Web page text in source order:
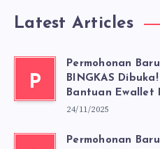
Latest Articles
P
Permohonan Baru
BINGKAS Dibuka!
Bantuan Ewallet
24/11/2025
Permohonan Baru